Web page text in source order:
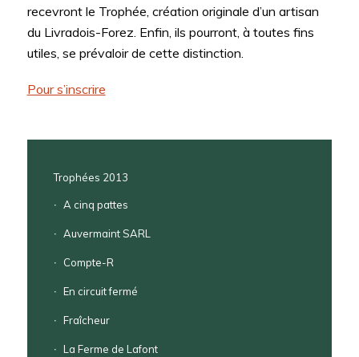
recevront le Trophée, création originale d’un artisan
du Livradois-Forez. Enfin, ils pourront, à toutes fins
utiles, se prévaloir de cette distinction.
Pour s’inscrire
Trophées 2013
A cinq pattes
Auvermaint SARL
Compte-R
En circuit fermé
Fraîcheur
La Ferme de Lafont